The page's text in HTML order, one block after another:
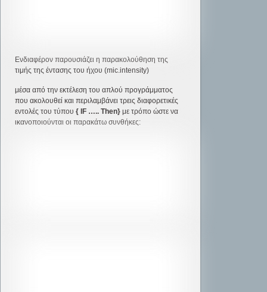
Ενδιαφέρον παρουσιάζει η παρακολούθηση της
τιμής της έντασης του ήχου (mic.intensity)
μέσα από την εκτέλεση του απλού προγράμματος
που ακολουθεί και περιλαμβάνει τρεις διαφορετικές
εντολές του τύπου{IF ….. Then} με τρόπο ώστε να
ικανοποιούνται οι παρακάτω συνθήκες: